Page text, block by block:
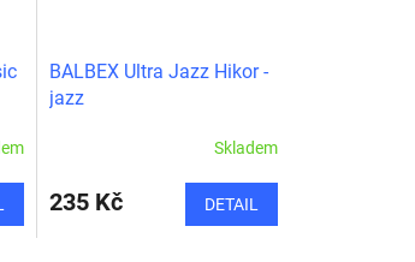
BALBEX Ultra Jazz Hikor -
jazz
Skladem
235 Kč DETAIL